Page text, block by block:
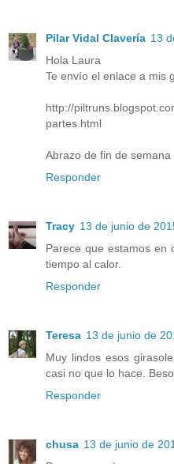
Pilar Vidal Clavería 13
Hola Laura
Te envío el enlace a mis
http://
partes.html
Abrazo de fin de semana
Responder
Tracy 13 de junio de
Parece que estamos en
tiempo al calor.
Responder
Teresa 13 de junio de
Muy lindos esos
casi no que lo hace.
Responder
chusa 13 de junio de